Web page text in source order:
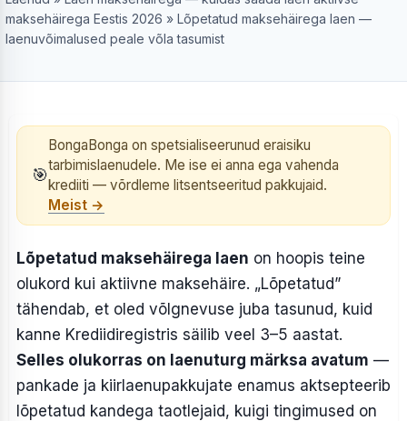
maksehäirega Eestis 2026 » Lõpetatud maksehäirega laen —
laenuvõimalused peale võla tasumist
🎯
BongaBonga on spetsialiseerunud eraisiku
tarbimislaenudele. Me ise ei anna ega vahenda
krediiti — võrdleme litsentseeritud pakkujaid.
Meist →
Lõpetatud maksehäirega laen on hoopis teine
olukord kui aktiivne maksehäire. „Lõpetatud”
tähendab, et oled võlgnevuse juba tasunud, kuid
kanne Krediidiregistris säilib veel 3–5 aastat.
Selles olukorras on laenuturg märksa avatum —
pankade ja kiirlaenupakkujate enamus aktsepteerib
lõpetatud kandega taotlejaid, kuigi tingimused on